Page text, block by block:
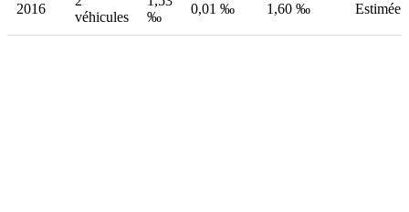
2016
véhicules
‰
0,01 ‰ 1,60 ‰ Estimée